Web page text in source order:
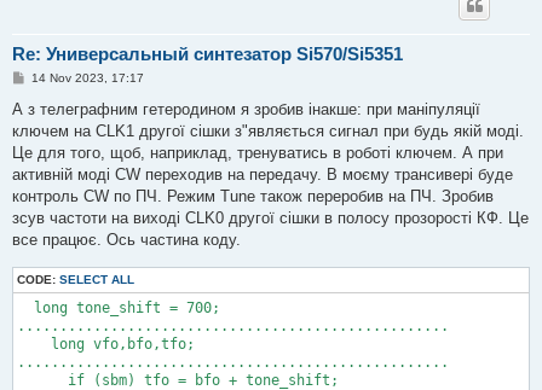
Re: Универсальный синтезатор Si570/Si5351
P
s
14 Nov 2023, 17:17
А з телеграфним гетеродином я зробив інакше: при маніпуляції
ключем на CLK1 другої сішки з"являється сигнал при будь якій моді.
Це для того, щоб, наприклад, тренуватись в роботі ключем. А при
активній моді CW переходив на передачу. В моєму трансивері буде
контроль CW по ПЧ. Режим Tune також переробив на ПЧ. Зробив
зсув частоти на виході CLK0 другої сішки в полосу прозорості КФ. Це
все працює. Ось частина коду.
CODE: SELECT ALL
long tone_shift = 700;
...................................................
    long vfo,bfo,tfo;
...................................................
if (sbm) tfo = bfo + tone_shift;